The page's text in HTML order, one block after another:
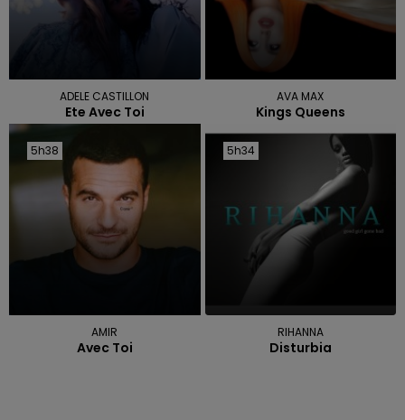
ADELE CASTILLON
Ete Avec Toi
AVA MAX
Kings Queens
5h38
5h38
AMIR
Avec Toi
5h34
5h34
RIHANNA
Disturbia